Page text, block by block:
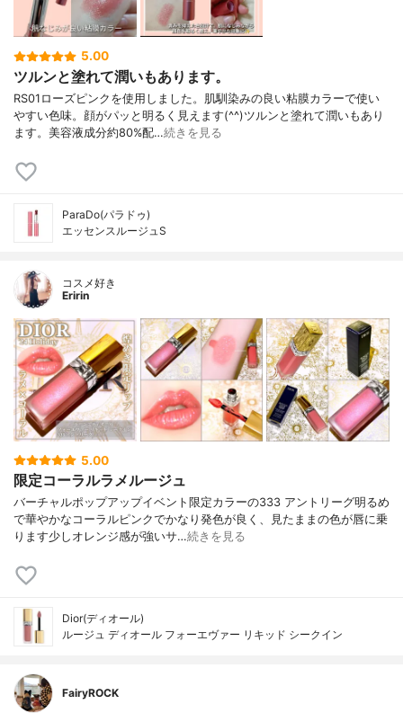
5.00
ツルンと塗れて潤いもあります。
RS01ローズピンクを使用しました。肌馴染みの良い粘膜カラーで使い
やすい色味。顔がパッと明るく見えます(^^)ツルンと塗れて潤いもあり
ます。美容液成分約80%配…続きを見る
ParaDo(パラドゥ)
エッセンスルージュS
コスメ好き
Eririn
5.00
限定コーラルラメルージュ
バーチャルポップアップイベント限定カラーの333 アントリーグ明るめ
で華やかなコーラルピンクでかなり発色が良く、見たままの色が唇に乗
ります少しオレンジ感が強いサ…続きを見る
Dior(ディオール)
ルージュ ディオール フォーエヴァー リキッド シークイン
FairyROCK